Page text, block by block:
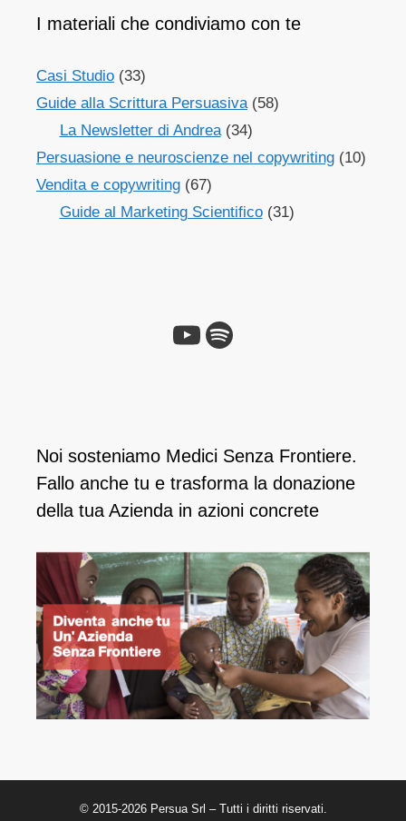
I materiali che condiviamo con te
Casi Studio (33)
Guide alla Scrittura Persuasiva (58)
La Newsletter di Andrea(34)
Persuasione e neuroscienze nel copywriting (10)
Vendita e copywriting (67)
Guide al Marketing Scientifico(31)
YouTube
Spotify
Noi sosteniamo Medici Senza Frontiere.
Fallo anche tu e ​trasforma la donazione
della tua Azienda in azioni concrete
© 2015-2026 Persua Srl – Tutti i diritti riservati.